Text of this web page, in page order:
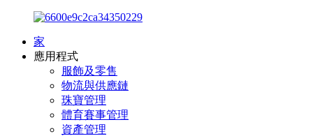
家
應用程式
服飾及零售
物流與供應鏈
珠寶管理
體育賽事管理
資產管理